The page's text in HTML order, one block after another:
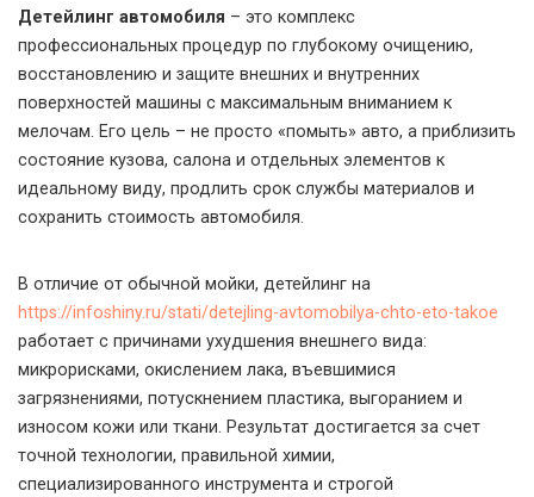
Детейлинг автомобиля – это комплекс
профессиональных процедур по глубокому очищению,
восстановлению и защите внешних и внутренних
поверхностей машины с максимальным вниманием к
мелочам. Его цель – не просто «помыть» авто, а приблизить
состояние кузова, салона и отдельных элементов к
идеальному виду, продлить срок службы материалов и
сохранить стоимость автомобиля.
В отличие от обычной мойки, детейлинг на
https://infoshiny.ru/stati/detejling-avtomobilya-chto-eto-takoe
работает с причинами ухудшения внешнего вида:
микрорисками, окислением лака, въевшимися
загрязнениями, потускнением пластика, выгоранием и
износом кожи или ткани. Результат достигается за счет
точной технологии, правильной химии,
специализированного инструмента и строгой